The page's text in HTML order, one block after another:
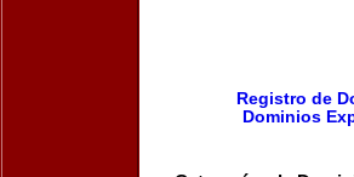
Registro de
Dominios